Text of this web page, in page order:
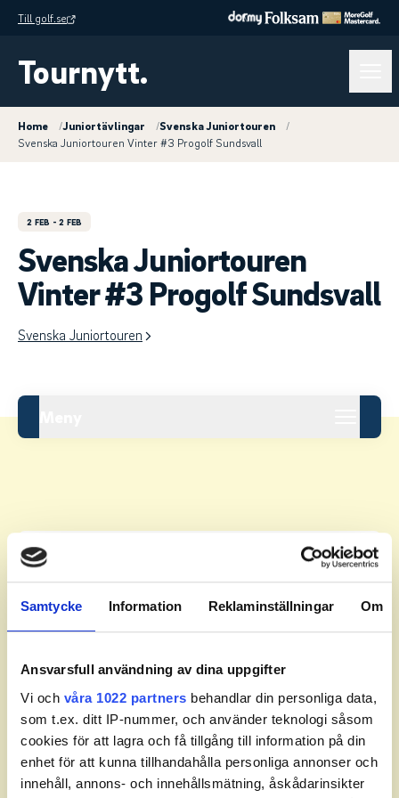
Samtycke Information Reklaminställningar Om
Ansvarsfull användning av dina uppgifter
Vi och våra 1022 partners behandlar din personliga data,
som t.ex. ditt IP-nummer, och använder teknologi såsom
cookies för att lagra och få tillgång till information på din
enhet för att kunna tillhandahålla personliga annonser och
innehåll, annons- och innehållsmätning, åskådarinsikter
Till golf.se
Tournytt.
Home /Juniortävlingar /Svenska Juniortouren
/
Svenska Juniortouren Vinter #3 Progolf Sundsvall
2 FEB - 2 FEB
Svenska Juniortouren
Vinter #3 Progolf Sundsvall
Svenska Juniortouren
Leaderboard.
Pos Namn